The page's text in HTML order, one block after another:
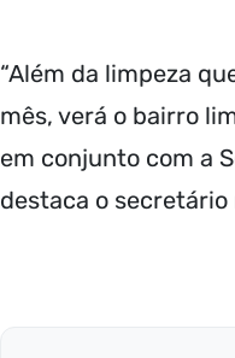
“Além da limpeza
mês, verá o bairro
em conjunto com a
destaca o secretário